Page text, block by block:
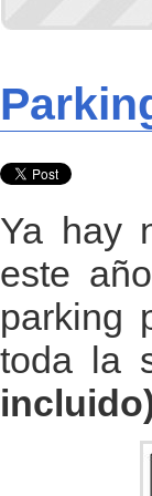
Ya hay
este
parking
toda la